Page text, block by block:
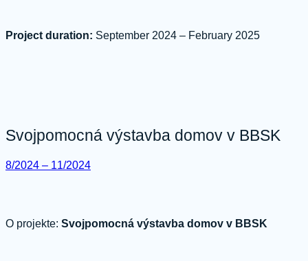
Project duration: September 2024 – February 2025
Svojpomocná výstavba domov v BBSK
8/2024 – 11/2024
O projekte: Svojpomocná výstavba domov v BBSK